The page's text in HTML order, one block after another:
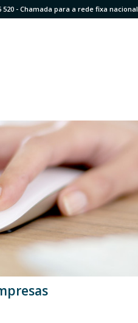
520 - Chamada para a rede fixa nacional